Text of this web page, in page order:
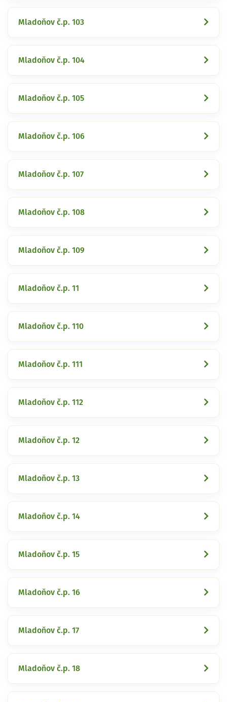
Mladoňov č.p. 103
Mladoňov č.p. 104
Mladoňov č.p. 105
Mladoňov č.p. 106
Mladoňov č.p. 107
Mladoňov č.p. 108
Mladoňov č.p. 109
Mladoňov č.p. 11
Mladoňov č.p. 110
Mladoňov č.p. 111
Mladoňov č.p. 112
Mladoňov č.p. 12
Mladoňov č.p. 13
Mladoňov č.p. 14
Mladoňov č.p. 15
Mladoňov č.p. 16
Mladoňov č.p. 17
Mladoňov č.p. 18